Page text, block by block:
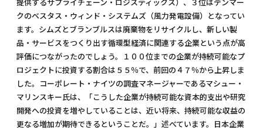
クのベスタス・ウィンド・システムズ（風力発電設備）となってい
ます。シムズとブランブルスは廃棄物をリサイクルし、新しい製
品・サービスをつくり出す循環型経済に関連する企業という点が高
評価につながったのでしょう。１００位までの企業が持続可能なプ
ロジェクトに投資する割合は５５％で、前回の４７％から上昇しま
した。コーポレート・ナイツの調査マネージャーであるマシュー・
マリンスキー氏は、「こうした企業が持続可能な資本的支出や研究
開発への投資を増やしていることは、近い将来、持続可能な収益の
更なる増加が期待できるということだ。」述べています。日本企業